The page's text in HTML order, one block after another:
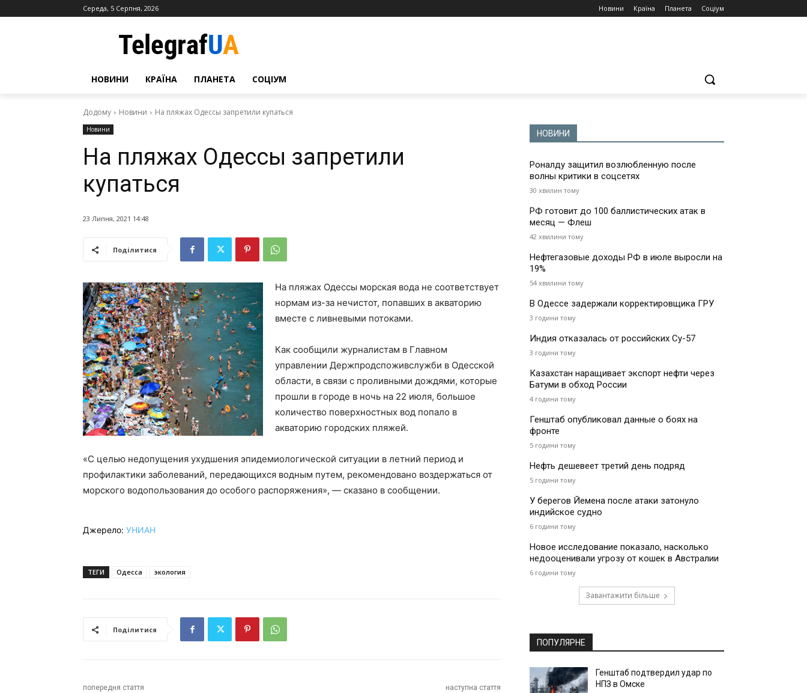
Середа, 5 Серпня, 2026 Новини Країна Планета Соціум
НОВИНИ КРАЇНА ПЛАНЕТА СОЦІУМ
Додому Новини На пляжах Одессы запретили купаться
Новини
На пляжах Одессы запретили
купаться
23 Липня, 2021 14:48
Поділитися
На пляжах Одессы морская вода не соответствует
нормам из-за нечистот, попавших в акваторию
вместе с ливневыми потоками.
Как сообщили журналистам в Главном
управлении Держпродспоживслужби в Одесской
области, в связи с проливными дождями, которые
прошли в городе в ночь на 22 июля, большое
количество поверхностных вод попало в
акваторию городских пляжей.
«С целью недопущения ухудшения эпидемиологической ситуации в летний период и
профилактики заболеваний, передающихся водным путем, рекомендовано воздержаться от
морского водопользования до особого распоряжения», — сказано в сообщении.
Джерело: УНИАН
ТЕГИ Одесса экология
Поділитися
попередня стаття наступна стаття
НОВИНИ
Роналду защитил возлюбленную после
волны критики в соцсетях
30 хвилин тому
РФ готовит до 100 баллистических атак в
месяц — Флеш
42 хвилини тому
Нефтегазовые доходы РФ в июле выросли на
19%
54 хвилини тому
В Одессе задержали корректировщика ГРУ
3 години тому
Индия отказалась от российских Су-57
3 години тому
Казахстан наращивает экспорт нефти через
Батуми в обход России
4 години тому
Генштаб опубликовал данные о боях на
фронте
5 години тому
Нефть дешевеет третий день подряд
5 години тому
У берегов Йемена после атаки затонуло
индийское судно
6 години тому
Новое исследование показало, насколько
недооценивали угрозу от кошек в Австралии
6 години тому
Завантажити більше
ПОПУЛЯРНЕ
Генштаб подтвердил удар по
НПЗ в Омске